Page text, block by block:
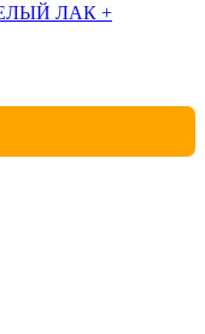
БЕЛЫЙ ЛАК +